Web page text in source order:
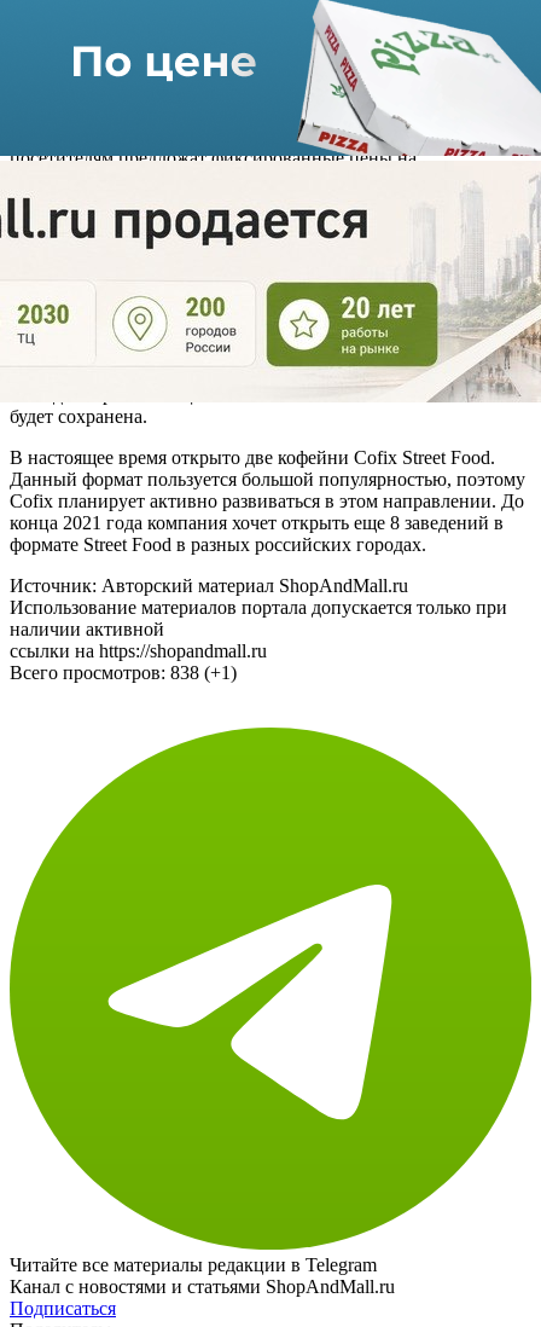
Street Food отличается от прежних кофеен, прежде всего,
размером – он занимает 118 кв. метров на первом этаже ТЦ. В
просторном помещении оборудовано 48 посадочных мест.
Следующим отличием является расширенное меню. В него
добавлены популярные блюда азиатской и итальянской кухни.
Ценовая политика будет стандартной для всей сети Cofix –
посетителям предложат фиксированные цены на
определенные позиции. Над дизайном нового для Cofix
формата поработали специалисты из британского агентства
JHP.
Директор по развитию Cofix в России и СНГ Андрей Фомин
рассказал, что требования к заведениям в формате Street Food
строже, чем к обычным кофейням. Первым «тестом» этого
формата стала кофейня Cofix на Ленинском проспекте. Запуск
оказался успешным, и теперь заведения такого типа компания
будет строить с нуля, чтобы соответствовать стандартам. При
этом демократичная ценовая политика в Cofix Street Food
будет сохранена.
Данный формат пользуется большой популярностью, поэтому
Cofix планирует активно развиваться в этом направлении. До
конца 2021 года компания хочет открыть еще 8 заведений в
формате Street Food в разных российских городах.
Использование материалов портала допускается только при
наличии активной
ссылки на https://shopandmall.ru
Всего просмотров:838 (+1)
Читайте все материалы редакции в Telegram
Канал с новостями и статьями ShopAndMall.ru
Подписаться
Поделитесь: